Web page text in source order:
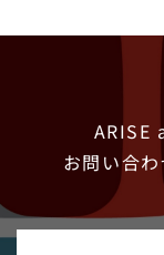
ARISE
お問い合わ